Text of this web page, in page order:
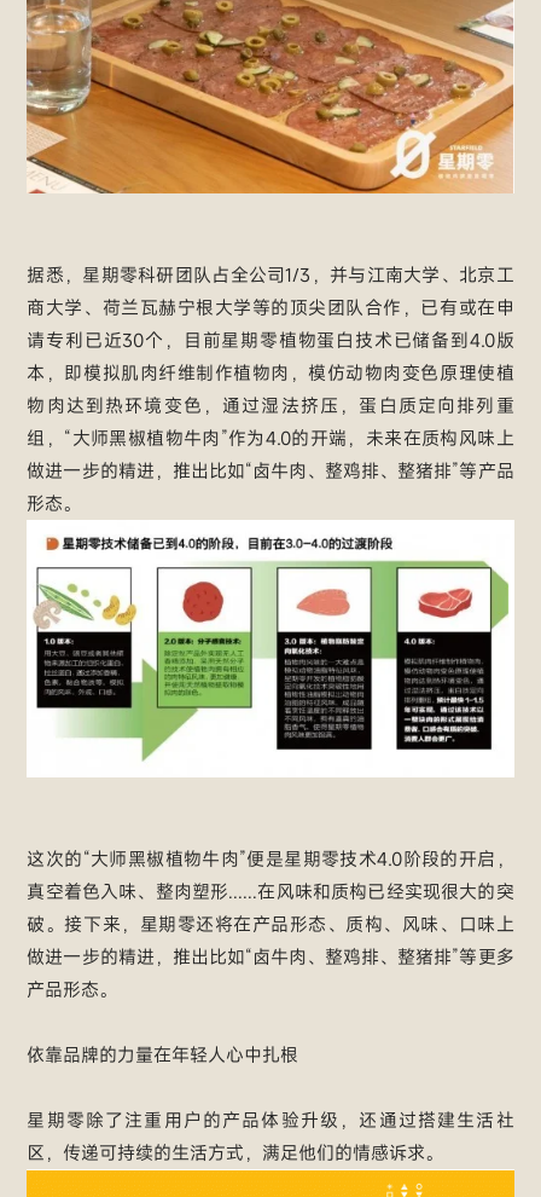
据悉，星期零科研团队占全公司1/3，并与江南大学、北京工
商大学、荷兰瓦赫宁根大学等的顶尖团队合作，已有或在申
请专利已近30个，目前星期零植物蛋白技术已储备到4.0版
本，即模拟肌肉纤维制作植物肉，模仿动物肉变色原理使植
物肉达到热环境变色，通过湿法挤压，蛋白质定向排列重
组，“大师黑椒植物牛肉”作为4.0的开端，未来在质构风味上
做进一步的精进，推出比如“卤牛肉、整鸡排、整猪排”等产品
形态。
这次的“大师黑椒植物牛肉”便是星期零技术4.0阶段的开启，
真空着色入味、整肉塑形......在风味和质构已经实现很大的突
破。接下来，星期零还将在产品形态、质构、风味、口味上
做进一步的精进，推出比如“卤牛肉、整鸡排、整猪排”等更多
产品形态。
依靠品牌的力量在年轻人心中扎根
星期零除了注重用户的产品体验升级，还通过搭建生活社
区，传递可持续的生活方式，满足他们的情感诉求。